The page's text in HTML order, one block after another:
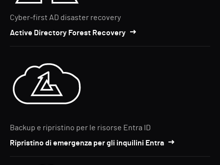
Cyber-first AD disaster recovery
Active Directory Forest Recovery
Backup e ripristino per le risorse Entra ID
Ripristino di emergenza per gli inquilini Entra